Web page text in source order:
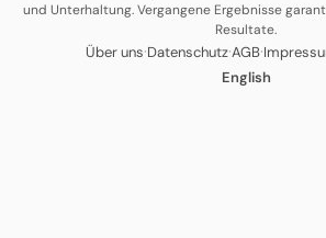
und Unterhaltung. Vergangene Ergebnisse
Resultate.
Über uns·Datenschutz·AGB·
English